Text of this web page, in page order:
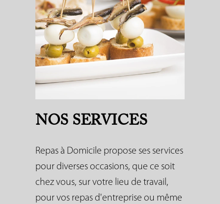
NOS SERVICES
Repas à Domicile propose ses services
pour diverses occasions, que ce soit
chez vous, sur votre lieu de travail,
pour vos repas d'entreprise ou même